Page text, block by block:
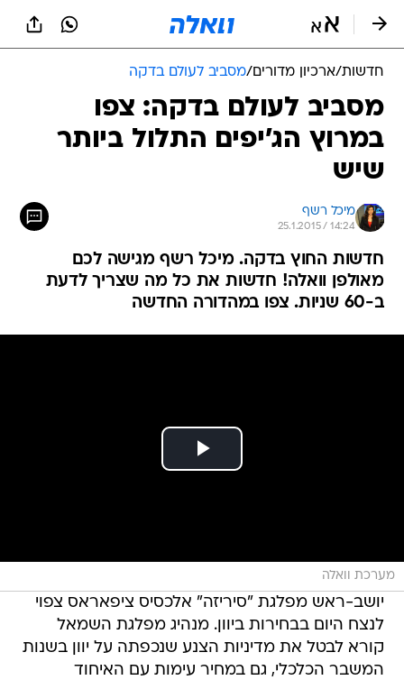
חדשות/ארכיון מדורים/מסביב לעולם בדקה
מסביב לעולם בדקה: צפו
במרוץ הג'יפים התלול ביותר
שיש
מיכל רשף
25.1.2015 / 14:24
חדשות החוץ בדקה. מיכל רשף מגישה לכם
מאולפן וואלה! חדשות את כל מה שצריך לדעת
ב-60 שניות. צפו במהדורה החדשה
מערכת וואלה
יושב-ראש מפלגת "סיריזה" אלכסיס ציפאראס צפוי
לנצח היום בבחירות ביוון. מנהיג מפלגת השמאל
קורא לבטל את מדיניות הצנע שנכפתה על יוון בשנות
המשבר הכלכלי, גם במחיר עימות עם האיחוד